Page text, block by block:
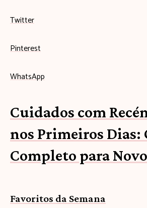
Twitter
Pinterest
WhatsApp
Cuidados com
nos Primeiros Dias:
Completo para
Favoritos da Semana